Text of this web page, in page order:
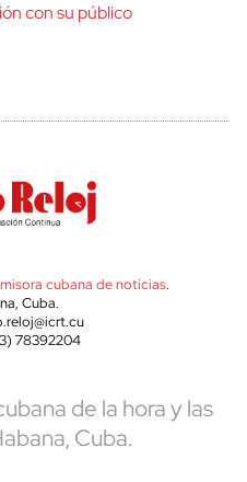
con su público
cubana de noticias.
Cuba.
78392204
de la hora y las
Cuba.